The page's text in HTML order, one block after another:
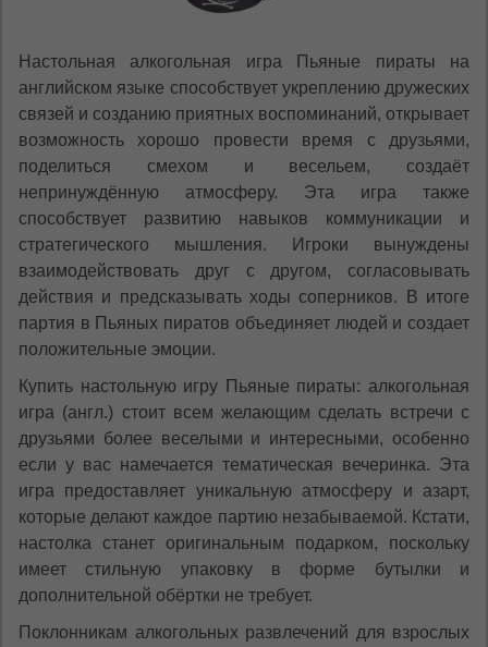
Настольная алкогольная игра Пьяные пираты на
английском языке способствует укреплению дружеских
связей и созданию приятных воспоминаний, открывает
возможность хорошо провести время с друзьями,
поделиться смехом и весельем, создаёт
непринуждённую атмосферу. Эта игра также
способствует развитию навыков коммуникации и
стратегического мышления. Игроки вынуждены
взаимодействовать друг с другом, согласовывать
действия и предсказывать ходы соперников. В итоге
партия в Пьяных пиратов объединяет людей и создает
положительные эмоции.
Купить настольную игру Пьяные пираты: алкогольная
игра (англ.) стоит всем желающим сделать встречи с
друзьями более веселыми и интересными, особенно
если у вас намечается тематическая вечеринка. Эта
игра предоставляет уникальную атмосферу и азарт,
которые делают каждое партию незабываемой. Кстати,
настолка станет оригинальным подарком, поскольку
имеет стильную упаковку в форме бутылки и
дополнительной обёртки не требует.
Поклонникам алкогольных развлечений для взрослых